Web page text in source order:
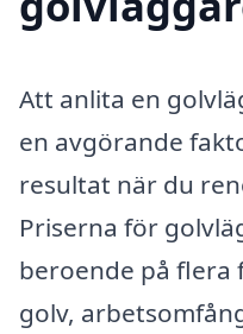
Att anlita en
en avgörande
resultat när du
Priserna för
beroende på flera
golv,